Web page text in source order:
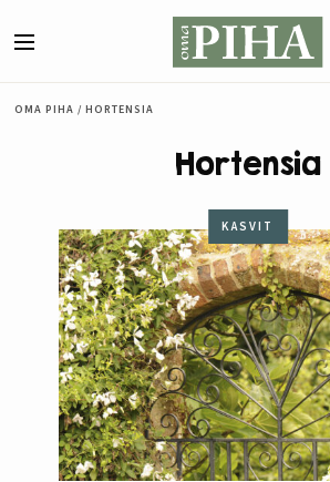
OMA PIHA / HORTENSIA
Hortensia
KASVIT